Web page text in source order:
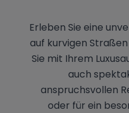
Erleben Sie eine
auf kurvigen
Sie mit Ihrem
auch
anspruchsvollen
oder für ein